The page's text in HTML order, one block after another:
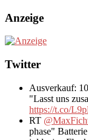
Anzeige
Twitter
Ausverkauf:
"Lasst uns
https://t.co/
RT
phase"